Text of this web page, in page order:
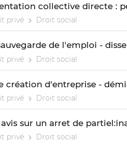
collective directe :
privé Droit social
de l'emploi -
privé Droit social
création d'entreprise -
privé Droit social
sur un arret de
privé Droit social